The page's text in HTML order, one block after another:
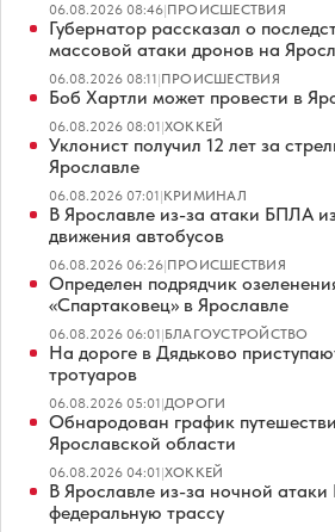
06.08.2026 08:46|ПРОИСШЕСТВИЯ
Губернатор рассказал о
массовой атаки дронов на
06.08.2026 08:11|ПРОИСШЕСТВИЯ
Боб Хартли может провести в
06.08.2026 08:01|ХОККЕЙ
Уклонист получил 12 лет за
Ярославле
06.08.2026 07:01|КРИМИНАЛ
В Ярославле из-за атаки БПЛА
движения автобусов
06.08.2026 06:26|ПРОИСШЕСТВИЯ
Определен подрядчик
«Спартаковец» в Ярославле
06.08.2026 06:01|БЛАГОУСТРОЙСТВО
На дороге в Дядьково
тротуаров
06.08.2026 05:01|ДОРОГИ
Обнародован график
Ярославской области
06.08.2026 04:01|ХОККЕЙ
В Ярославле из-за ночной
федеральную трассу